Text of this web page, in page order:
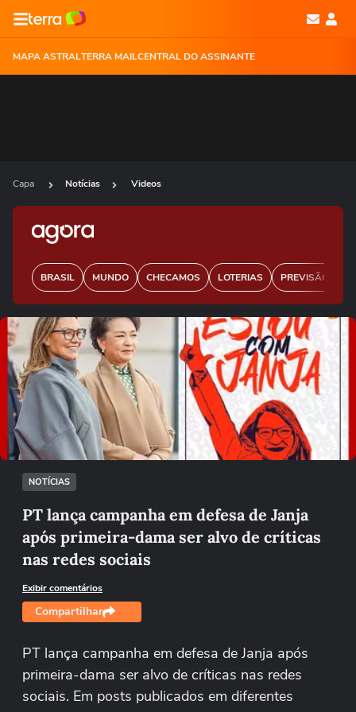
MAPA ASTRALTERRA MAILCENTRAL DO ASSINANTE
Capa Notícias Videos
BRASIL MUNDO CHECAMOS LOTERIAS PREVISÃO DO
Ops!
Não foi possível reproduzir o vídeo
Tentar novamente
NOTÍCIAS
PT lança campanha em defesa de Janja
após primeira-dama ser alvo de críticas
nas redes sociais
Exibir comentários
Compartilhar
PT lança campanha em defesa de Janja após
primeira-dama ser alvo de críticas nas redes
sociais. Em posts publicados em diferentes